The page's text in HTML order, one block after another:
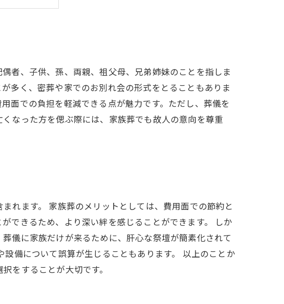
者、子供、孫、両親、祖父母、兄弟姉妹のことを指しま
多く、密葬や家でのお別れ会の形式をとることもありま
面での負担を軽減できる点が魅力です。ただし、葬儀を
なった方を偲ぶ際には、家族葬でも故人の意向を尊重
れます。 家族葬のメリットとしては、費用面での節約と
できるため、より深い絆を感じることができます。 しか
儀に家族だけが来るために、肝心な祭壇が簡素化されて
備について誤算が生じることもあります。 以上のことか
をすることが大切です。